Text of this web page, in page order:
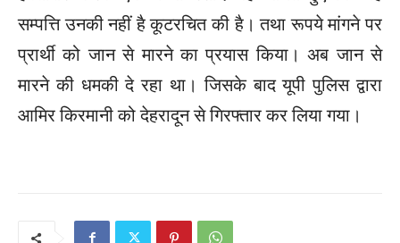
सम्पत्ति उनकी नहीं है कूटरचित की है। तथा रूपये मांगने पर
प्रार्थी को जान से मारने का प्रयास किया। अब जान से
मारने की धमकी दे रहा था। जिसके बाद यूपी पुलिस द्वारा
आमिर किरमानी को देहरादून से गिरफ्तार कर लिया गया।